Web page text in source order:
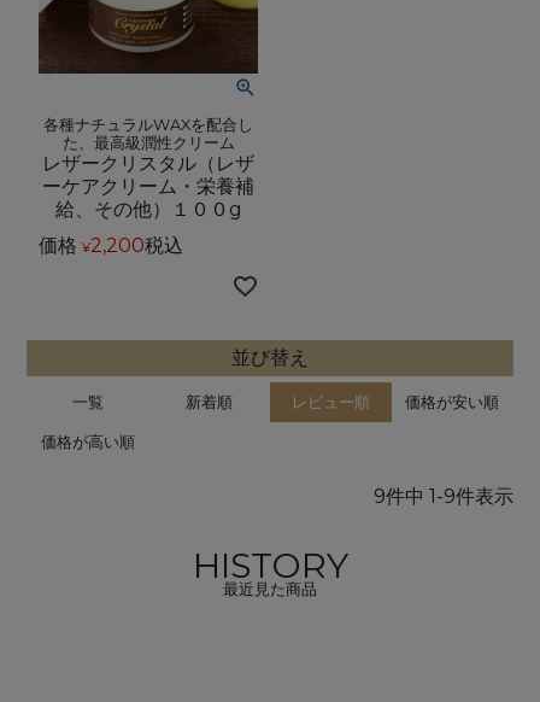
各種ナチュラルWAXを配合し
た、最高級潤性クリーム
レザークリスタル（レザ
ーケアクリーム・栄養補
給、その他）１００g
価格 ¥2,200税込
並び替え
一覧 新着順 レビュー順 価格が安い順
価格が高い順
9件中 1-9件表示
HISTORY
最近見た商品